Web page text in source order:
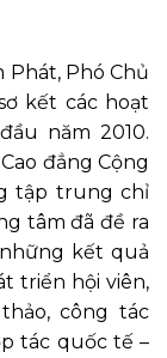
Phát, Phó Chủ
kết các hoạt
năm 2010.
đẳng Cộng
tập trung chỉ
tâm đã đề ra
kết quả
triển hội viên,
công tác
tác quốc tế –